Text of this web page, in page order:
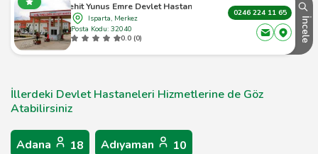
Şehit Yunus Emre Devlet Hastanesi
Isparta, Merkez
Posta Kodu: 32040
0.0 (0)
0246 224 11 65
İncele
İllerdeki Devlet Hastaneleri Hizmetlerine de Göz
Atabilirsiniz
Adana 18 Adıyaman 10